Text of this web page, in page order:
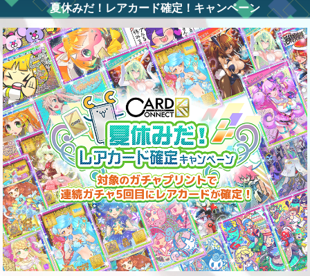
夏休みだ！レアカード確定！キャンペーン